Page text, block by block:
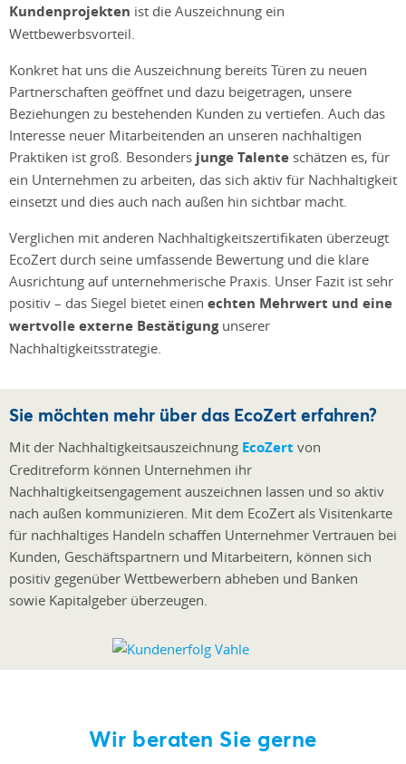
Kundenprojekten ist die Auszeichnung ein
Wettbewerbsvorteil.
Konkret hat uns die Auszeichnung bereits Türen zu neuen
Partnerschaften geöffnet und dazu beigetragen, unsere
Beziehungen zu bestehenden Kunden zu vertiefen. Auch das
Interesse neuer Mitarbeitenden an unseren nachhaltigen
Praktiken ist groß. Besonders junge Talente schätzen es, für
ein Unternehmen zu arbeiten, das sich aktiv für Nachhaltigkeit
einsetzt und dies auch nach außen hin sichtbar macht.
Verglichen mit anderen Nachhaltigkeitszertifikaten überzeugt
EcoZert durch seine umfassende Bewertung und die klare
Ausrichtung auf unternehmerische Praxis. Unser Fazit ist sehr
positiv – das Siegel bietet einen echten Mehrwert und eine
wertvolle externe Bestätigungunserer
Nachhaltigkeitsstrategie.
Sie möchten mehr über das EcoZert erfahren?
Mit der Nachhaltigkeitsauszeichnung EcoZert von
Creditreform können Unternehmen ihr
Nachhaltigkeitsengagement auszeichnen lassen und so aktiv
nach außen kommunizieren. Mit dem EcoZert als Visitenkarte
für nachhaltiges Handeln schaffen Unternehmer Vertrauen bei
Kunden, Geschäftspartnern und Mitarbeitern, können sich
positiv gegenüber Wettbewerbern abheben und Banken
sowie Kapitalgeber überzeugen.
Wir beraten Sie gerne